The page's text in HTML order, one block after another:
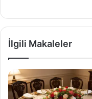
İlgili Makaleler